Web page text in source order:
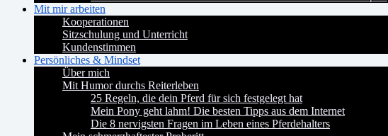
Mit mir arbeiten
Kooperationen
Sitzschulung und Unterricht
Kundenstimmen
Persönliches & Mindset
Über mich
Mit Humor durchs Reiterleben
25 Regeln, die dein Pferd für sich festgelegt hat
Mein Pony geht lahm! Die besten Tipps aus dem Internet
Die 8 nervigsten Fragen im Leben eines Pferdehalters